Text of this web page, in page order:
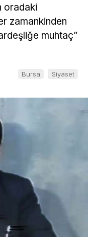
oradaki
zamankinden
muhtaç”
Bursa Siyaset